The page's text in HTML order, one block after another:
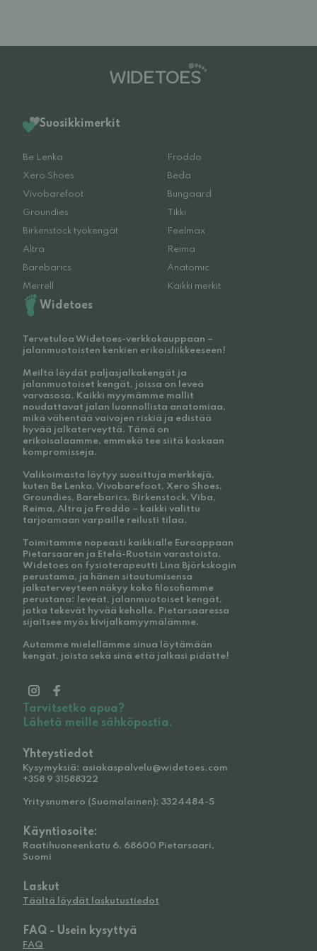
Suosikkimerkit
Be Lenka
Froddo
Xero Shoes
Beda
Vivobarefoot
Bungaard
Groundies
Tikki
Birkenstock työkengät
Feelmax
Altra
Reima
Barebarics
Anatomic
Merrell
Kaikki merkit
Widetoes
Tervetuloa Widetoes-verkkokauppaan –
jalanmuotoisten kenkien erikoisliikkeeseen!
Meiltä löydät paljasjalkakengät ja
jalanmuotoiset kengät, joissa on leveä
varvasosa. Kaikki myymämme mallit
noudattavat jalan luonnollista anatomiaa,
mikä vähentää vaivojen riskiä ja edistää
hyvää jalkaterveyttä. Tämä on
erikoisalaamme, emmekä tee siitä koskaan
kompromisseja.
Valikoimasta löytyy suosittuja merkkejä,
kuten Be Lenka, Vivobarefoot, Xero Shoes,
Groundies, Barebarics, Birkenstock, Viba,
Reima, Altra ja Froddo – kaikki valittu
tarjoamaan varpaille reilusti tilaa.
Toimitamme nopeasti kaikkialle Eurooppaan
Pietarsaaren ja Etelä-Ruotsin varastoista.
Widetoes on fysioterapeutti Lina Björkskogin
perustama, ja hänen sitoutumisensa
jalkaterveyteen näkyy koko filosofiamme
perustana: leveät, jalanmuotoiset kengät,
jotka tekevät hyvää keholle. Pietarsaaressa
sijaitsee myös kivijalkamyymälämme.
Autamme mielellämme sinua löytämään
kengät, joista sekä sinä että jalkasi pidätte!
Tarvitsetko apua?
Lähetä meille sähköpostia.
Yhteystiedot
Kysymyksiä: asiakaspalvelu@widetoes.com
+358 9 31588322
Yritysnumero (Suomalainen): 3324484-5
Käyntiosoite:
Raatihuoneenkatu 6, 68600 Pietarsaari,
Suomi
Laskut
Täältä löydät laskutustiedot
FAQ - Usein kysyttyä
FAQ